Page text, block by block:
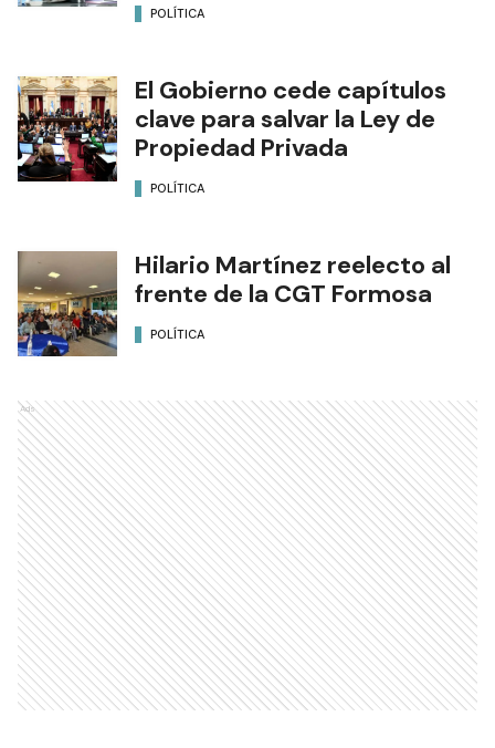
POLÍTICA
El Gobierno cede capítulos
clave para salvar la Ley de
Propiedad Privada
POLÍTICA
Hilario Martínez reelecto al
frente de la CGT Formosa
POLÍTICA
Ads